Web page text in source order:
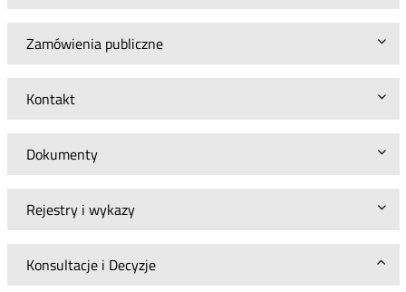
Zamówienia publiczne
Kontakt
Dokumenty
Rejestry i wykazy
Konsultacje i Decyzje